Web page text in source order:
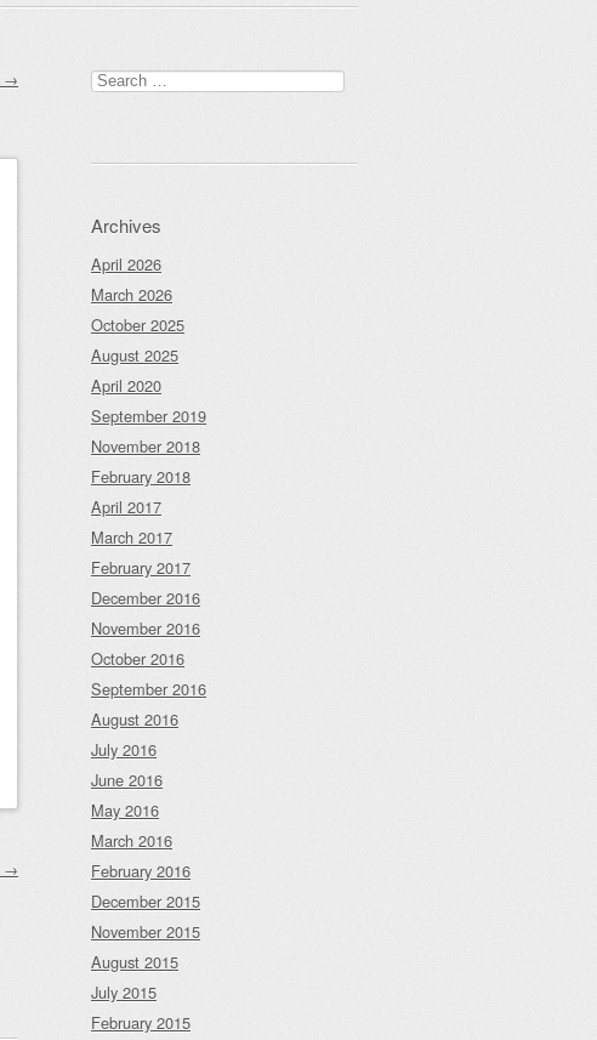
→
→
Search
for:
Archives
April 2026
March 2026
October 2025
August 2025
April 2020
September 2019
November 2018
February 2018
April 2017
March 2017
February 2017
December 2016
November 2016
October 2016
September 2016
August 2016
July 2016
June 2016
May 2016
March 2016
February 2016
December 2015
November 2015
August 2015
July 2015
February 2015